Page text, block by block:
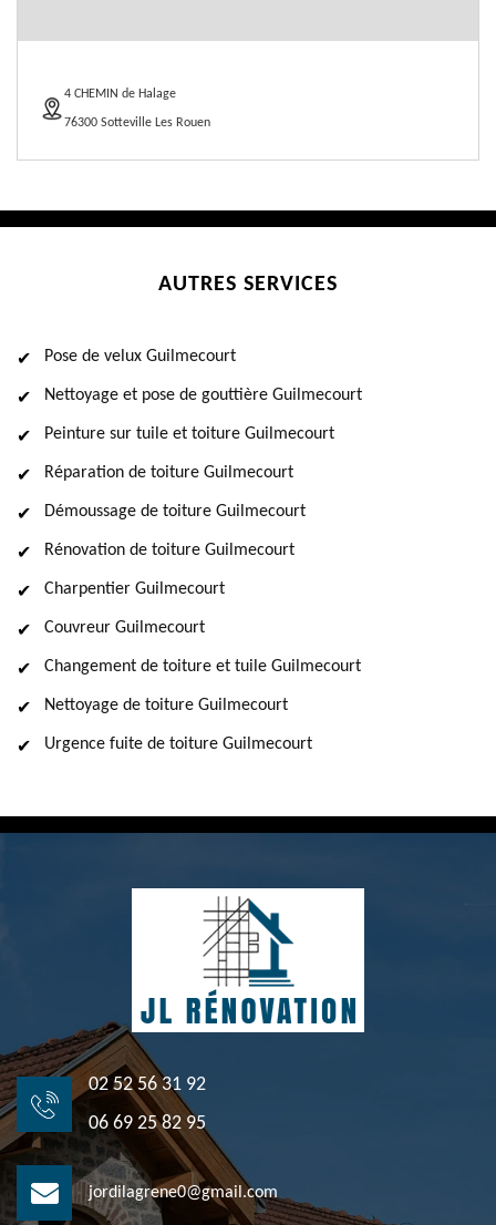
4 CHEMIN de Halage
76300 Sotteville Les Rouen
AUTRES SERVICES
Pose de velux Guilmecourt
Nettoyage et pose de gouttière Guilmecourt
Peinture sur tuile et toiture Guilmecourt
Réparation de toiture Guilmecourt
Démoussage de toiture Guilmecourt
Rénovation de toiture Guilmecourt
Charpentier Guilmecourt
Couvreur Guilmecourt
Changement de toiture et tuile Guilmecourt
Nettoyage de toiture Guilmecourt
Urgence fuite de toiture Guilmecourt
02 52 56 31 92
06 69 25 82 95
jordilagrene0@gmail.com